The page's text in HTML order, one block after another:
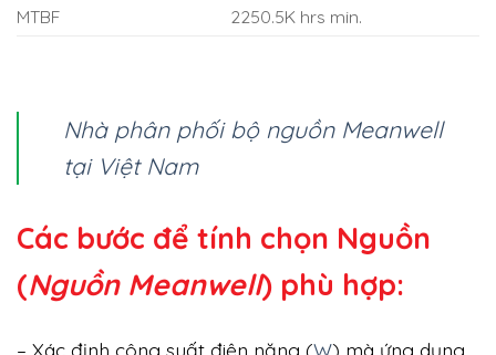
MTBF 2250.5K hrs min.
Nhà phân phối bộ nguồn Meanwell
tại Việt Nam
Các bước để tính chọn Nguồn
(Nguồn Meanwell) phù hợp:
– Xác định công suất điện năng (W) mà ứng dụng